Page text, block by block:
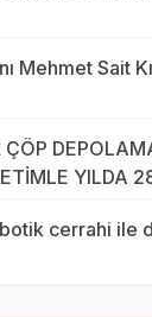
Mehmet Sait
ÇÖP
YILDA
cerrahi ile